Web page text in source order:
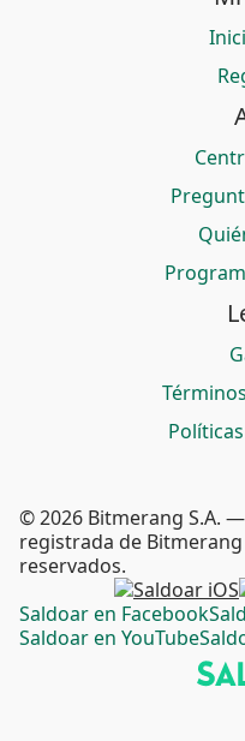
Saldoar en Facebook
Saldoar en YouTube
© 2026 Bitmerang S.A.
registrada de Bitmerang
reservados.